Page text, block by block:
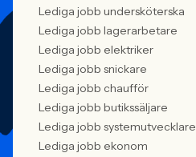
Lediga jobb undersköterska
Lediga jobb lagerarbetare
Lediga jobb elektriker
Lediga jobb snickare
Lediga jobb chaufför
Lediga jobb butikssäljare
Lediga jobb systemutvecklare
Lediga jobb ekonom